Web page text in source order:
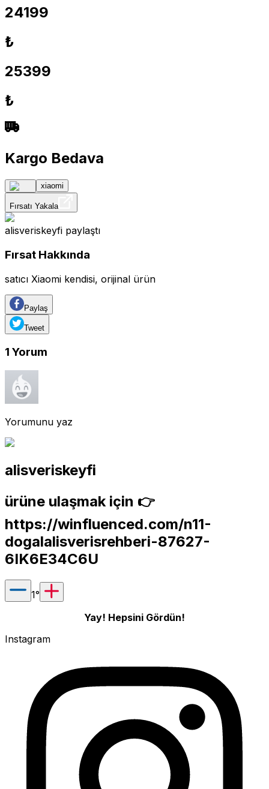
24199
₺
25399
₺
Kargo Bedava
xiaomi
Fırsatı Yakala
alisveriskeyfi paylaştı
Fırsat Hakkında
satıcı Xiaomi kendisi, orijinal ürün
Paylaş
Tweet
1 Yorum
Yorumunu yaz
alisveriskeyfi
ürüne ulaşmak için 👉
https://winfluenced.com/n11-
dogalalisverisrehberi-87627-
6IK6E34C6U
1°
Yay! Hepsini Gördün!
Instagram